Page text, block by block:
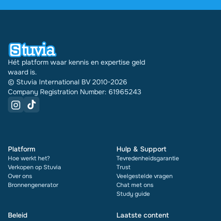
Hét platform waar kennis en expertise geld
waard is.
© Stuvia International BV 2010-2026
Company Registration Number: 61965243
Platform
Hoe werkt het?
Verkopen op Stuvia
Over ons
Bronnengenerator
Hulp & Support
Tevredenheidsgarantie
Trust
Veelgestelde vragen
Chat met ons
Study guide
Beleid Laatste content